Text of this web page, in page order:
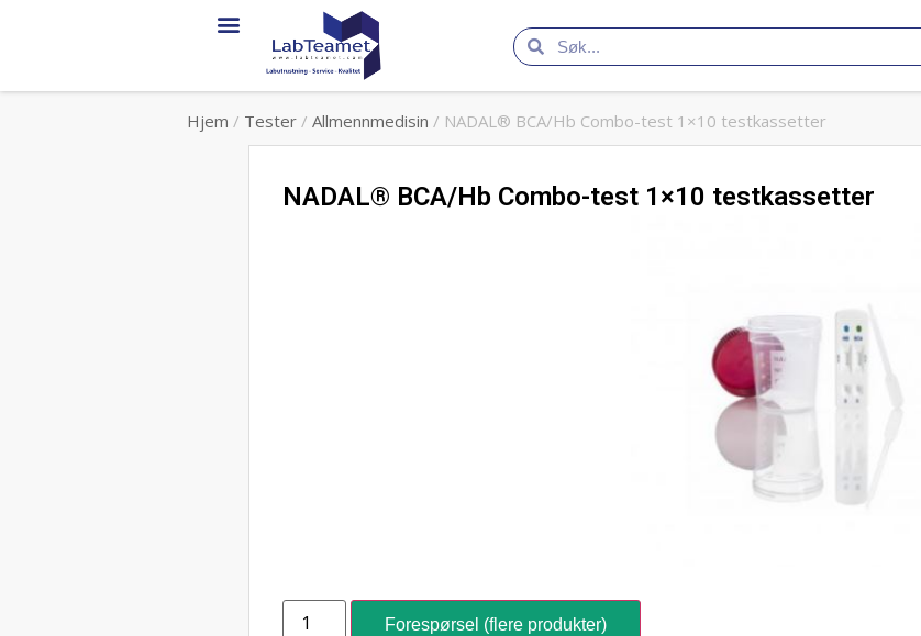
Hjem / Tester / Allmennmedisin / NADAL® BCA/Hb Combo-test 1×10 testkassetter
NADAL® BCA/Hb Combo-test 1×10 testkassetter
Forespørsel (flere produkter)